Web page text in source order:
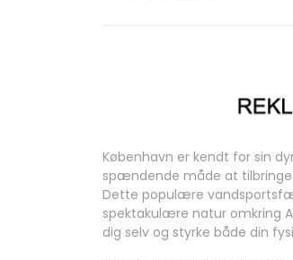
København er kendt for sin
spændende måde at tilbringe
Dette populære
spektakulære natur omkring
dig selv og styrke både din